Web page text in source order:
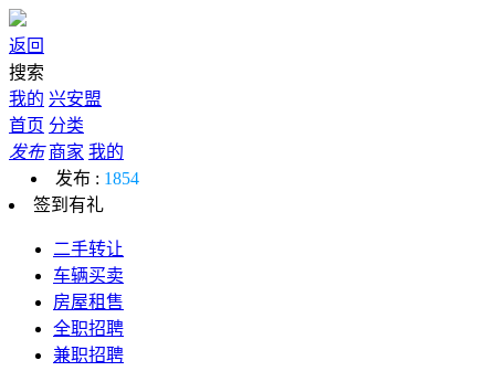
返回
搜索
我的 兴安盟
首页 分类
发布 商家 我的
发布 : 1854
签到有礼
二手转让
车辆买卖
房屋租售
全职招聘
兼职招聘